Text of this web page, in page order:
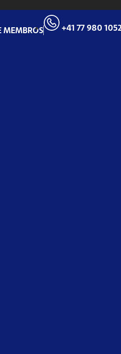
MEMBROS +41 77 980 1052